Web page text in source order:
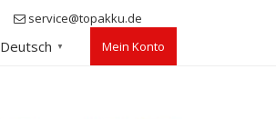
service@topakku.de
Deutsch ▼ Mein Konto